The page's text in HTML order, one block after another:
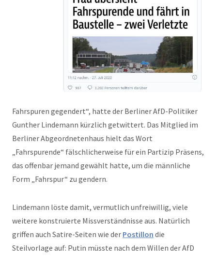
Fahrspuren gegendert“, hatte der Berliner AfD-Politiker
Gunther Lindemann kürzlich getwittert. Das Mitglied im
Berliner Abgeordnetenhaus hielt das Wort
„Fahrspurende“ fälschlicherweise für ein Partizip Präsens,
das offenbar jemand gewählt hatte, um die männliche
Form „Fahrspur“ zu gendern.
Lindemann löste damit, vermutlich unfreiwillig, viele
weitere konstruierte Missverständnisse aus. Natürlich
griffen auch Satire-Seiten wie der Postillon die
Steilvorlage auf: Putin müsste nach dem Willen der AfD